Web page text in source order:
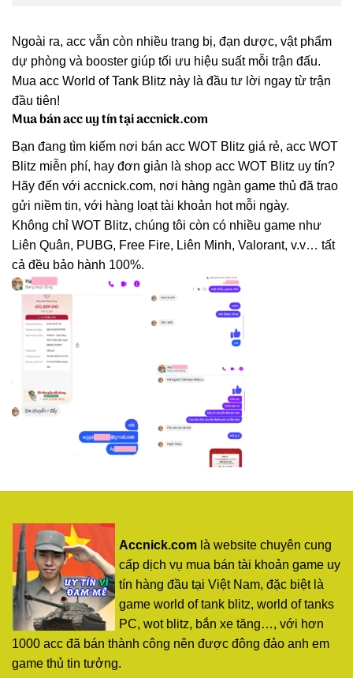
Ngoài ra, acc vẫn còn nhiều trang bị, đạn dược, vật phẩm
dự phòng và booster giúp tối ưu hiệu suất mỗi trận đấu.
Mua acc World of Tank Blitz này là đầu tư lời ngay từ trận
đầu tiên!
Mua bán acc uy tín tại accnick.com
Bạn đang tìm kiếm nơi bán acc WOT Blitz giá rẻ, acc WOT
Blitz miễn phí, hay đơn giản là shop acc WOT Blitz uy tín?
Hãy đến với accnick.com, nơi hàng ngàn game thủ đã trao
gửi niềm tin, với hàng loạt tài khoản hot mỗi ngày.
Không chỉ WOT Blitz, chúng tôi còn có nhiều game như
Liên Quân, PUBG, Free Fire, Liên Minh, Valorant, v.v… tất
cả đều bảo hành 100%.
Accnick.com là website chuyên cung
cấp dịch vụ mua bán tài khoản game uy
tín hàng đầu tại Việt Nam, đặc biệt là
game world of tank blitz, world of tanks
PC, wot blitz, bắn xe tăng…, với hơn
1000 acc đã bán thành công nên được đông đảo anh em
game thủ tin tưởng.